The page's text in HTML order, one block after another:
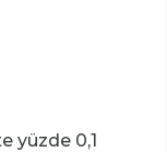
yüzde 0,1